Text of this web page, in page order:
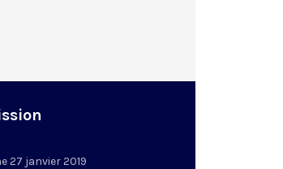
27 janvier 2019